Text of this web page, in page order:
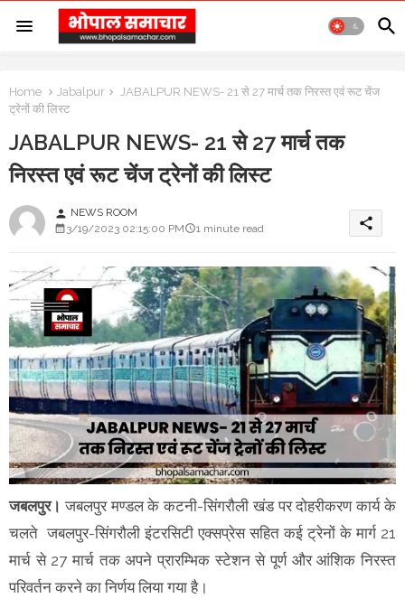
Home Jabalpur
JABALPUR NEWS- 21 से 27 मार्च तक निरस्त एवं रूट चेंज
ट्रेनों की लिस्ट
JABALPUR NEWS- 21 से 27 मार्च तक
निरस्त एवं रूट चेंज ट्रेनों की लिस्ट
person NEWS ROOM
3/19/2023 02:15:00 PM
1 minute read share
जबलपुर।जबलपुर मण्डल के कटनी-सिंगरौली खंड पर दोहरीकरण कार्य के
चलते जबलपुर-सिंगरौली इंटरसिटी एक्सप्रेस सहित कई ट्रेनों के मार्ग 21
मार्च से 27 मार्च तक अपने प्रारम्भिक स्टेशन से पूर्ण और आंशिक निरस्त
परिवर्तन करने का निर्णय लिया गया है।